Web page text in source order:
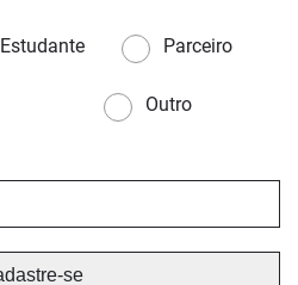
Estudante Parceiro
Outro